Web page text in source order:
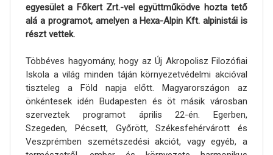
egyesület a Főkert Zrt.-vel együttműködve hozta tető
alá a programot, amelyen a Hexa-Alpin Kft. alpinistái is
részt vettek.
Többéves hagyomány, hogy az Új Akropolisz Filozófiai
Iskola a világ minden táján környezetvédelmi akcióval
tiszteleg a Föld napja előtt. Magyarországon az
önkéntesek idén Budapesten és öt másik városban
szerveztek programot április 22-én. Egerben,
Szegeden, Pécsett, Győrött, Székesfehérvárott és
Veszprémben szemétszedési akciót, vagy egyéb, a